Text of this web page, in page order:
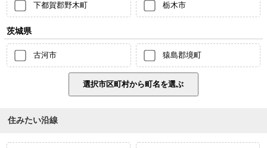
下都賀郡野木町 栃木市
茨城県
古河市 猿島郡境町
住みたい沿線